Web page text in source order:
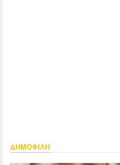
ΔΗΜΟΦΙΛΗ